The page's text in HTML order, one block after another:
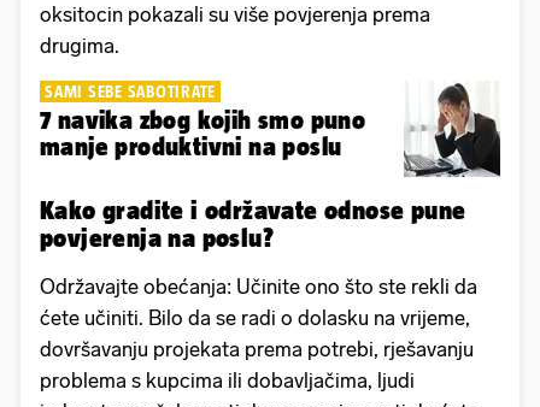
oksitocin pokazali su više povjerenja prema
drugima.
SAMI SEBE SABOTIRATE
7 navika zbog kojih smo puno
manje produktivni na poslu
Kako gradite i održavate odnose pune
povjerenja na poslu?
Održavajte obećanja: Učinite ono što ste rekli da
ćete učiniti. Bilo da se radi o dolasku na vrijeme,
dovršavanju projekata prema potrebi, rješavanju
problema s kupcima ili dobavljačima, ljudi